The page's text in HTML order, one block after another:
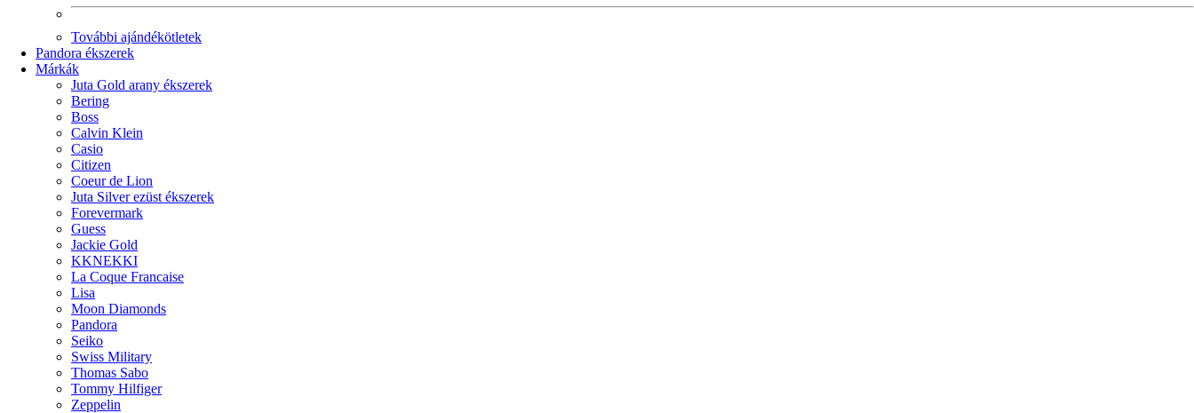
További ajándékötletek
Pandora ékszerek
Márkák
Juta Gold arany ékszerek
Bering
Boss
Calvin Klein
Casio
Citizen
Coeur de Lion
Juta Silver ezüst ékszerek
Forevermark
Guess
Jackie Gold
KKNEKKI
La Coque Francaise
Lisa
Moon Diamonds
Pandora
Seiko
Swiss Military
Thomas Sabo
Tommy Hilfiger
Zeppelin